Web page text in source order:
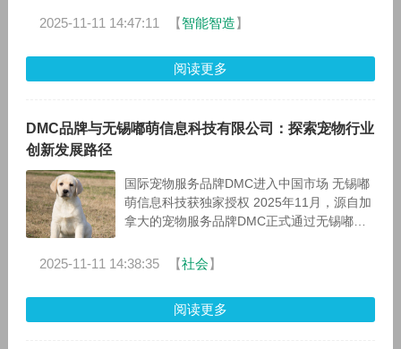
理研究院等权威机构，发布了《202
2025-11-11 14:47:11 【智能智造】
阅读更多
DMC品牌与无锡嘟萌信息科技有限公司：探索宠物行业
创新发展路径
国际宠物服务品牌DMC进入中国市场 无锡嘟
萌信息科技获独家授权 2025年11月，源自加
拿大的宠物服务品牌DMC正式通过无锡嘟萌
展中国市场。
2025-11-11 14:38:35 【社会】
阅读更多